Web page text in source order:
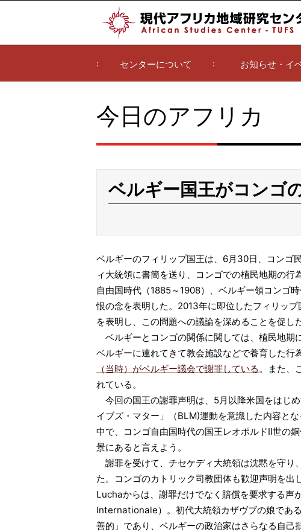
センターについて お知らせ・イ
今日のアフリカ
ベルギー国王がコンゴ
ベルギーのフィリップ国王は、6月30日、コンゴ
ィ大統領に書簡を送り、コンゴでの植民地期の
自由国時代（1885～1908）、ベルギー領コンゴ
恨の念を表明した。2013年に即位したフィリッ
を表明し、この問題への議論を深めることを促した
ベルギーとコンゴの関係に関しては、植民地期
ベルギーに連れてきて教会施設などで養育した行
（当時）がベルギー議会で謝罪している。また、
れている。
今回の国王の謝罪声明は、5月以降米国をはじ
イブズ・マター」（BLM)運動を意識した内容と
中で、コンゴ自由国時代の国王レオポルドII世の
景にあると言えよう。
謝罪を受けて、チセケディ大統領は沈黙を守り
た。コンゴのカトリック司教団体も歓迎声明を
Luchaからは、謝罪だけでなく賠償を要求する
Internationale）。初代大統領カザヴブの娘であ
善的」であり、ベルギーの政治家はさらなる自己